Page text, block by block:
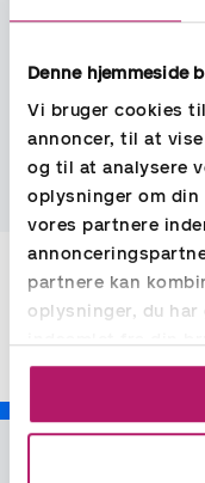
Denne hjemmeside
Vi bruger cookies
annoncer, til at
og til at analysere
oplysninger om din
vores partnere
partnere kan
oplysninger, du
indsamlet fra din
ved indgangen til
Danmark. I 2023 vil
med åbningen af
etablerer sig i
Best Western, Thon
Del